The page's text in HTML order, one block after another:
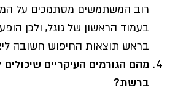
רוב המשתמשים מסתמכים על
בעמוד הראשון של גוגל, ולכן
בראש תוצאות החיפוש חשובה
מהם הגורמים העיקריים
ברשת?